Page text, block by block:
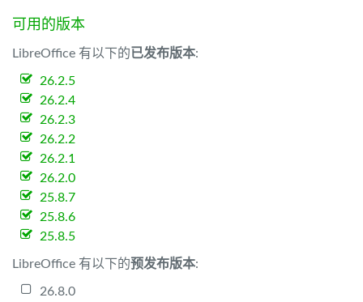
可用的版本
LibreOffice 有以下的已发布版本:
26.2.5
26.2.4
26.2.3
26.2.2
26.2.1
26.2.0
25.8.7
25.8.6
25.8.5
LibreOffice 有以下的预发布版本:
26.8.0